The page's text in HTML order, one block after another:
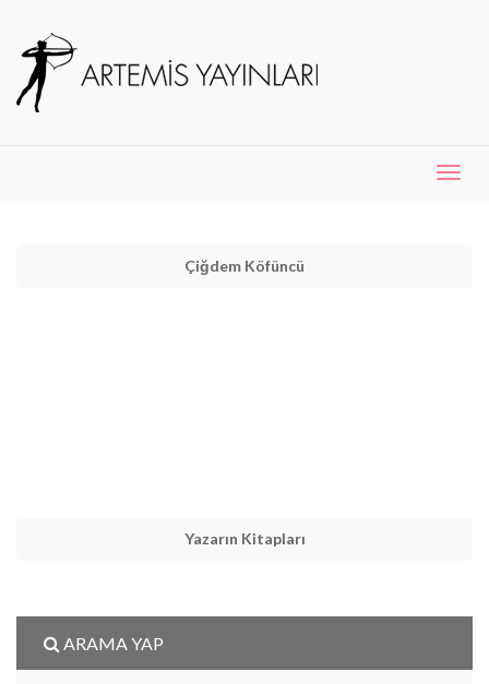
Çiğdem Köfüncü
Yazarın Kitapları
ARAMA YAP